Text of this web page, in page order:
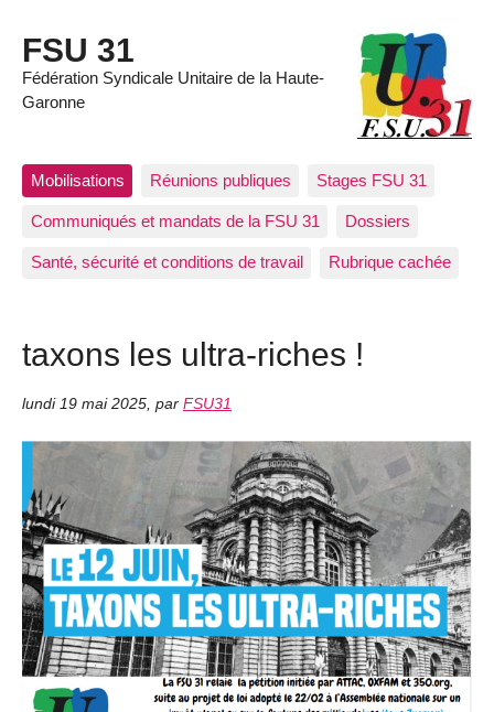
FSU 31
Fédération Syndicale Unitaire de la Haute-
Garonne
Mobilisations Réunions publiques Stages FSU 31
Communiqués et mandats de la FSU 31 Dossiers
Santé, sécurité et conditions de travail Rubrique cachée
taxons les ultra-riches !
lundi 19 mai 2025 par FSU31